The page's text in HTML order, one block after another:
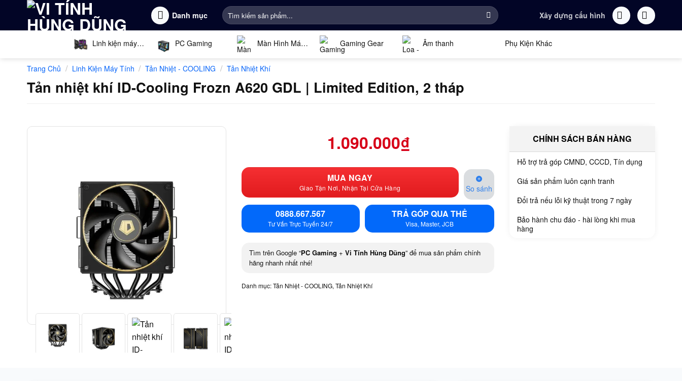
nội
Danh mục
Tìm
kiếm:
Xây dựng cấu hình
Linh kiện máy
PC Gaming
Màn Hình Máy
Gaming Gear Âm thanh Phụ Kiện Khác
Trang Chủ / Linh Kiện Máy Tính / Tản Nhiệt - COOLING / Tản Nhiệt Khí
Tản nhiệt khí ID-Cooling Frozn A620 GDL | Limited Edition, 2 tháp
1.090.000₫
MUA NGAY
Giao Tận Nơi, Nhận Tại Cửa Hàng So sánh
0888.667.567
Tư Vấn Trực Tuyến 24/7
TRẢ GÓP QUA THẺ
Visa, Master, JCB
Tìm trên Google “PC Gaming + Vi Tính Hùng Dũng” để mua sản phẩm chính
hãng nhanh nhất nhé!
Danh mục:Tản Nhiệt - COOLING, Tản Nhiệt Khí
CHÍNH SÁCH BÁN HÀNG
Hỗ trợ trả góp CMND, CCCD, Tín dụng
Giá sản phẩm luôn cạnh tranh
Đổi trả nếu lỗi kỹ thuật trong 7 ngày
Bảo hành chu đáo - hài lòng khi mua
hàng